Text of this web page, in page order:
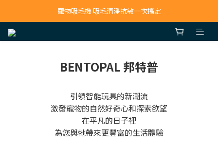
寵物吸毛機 吸毛清淨抗敏一次搞定
寵物吸毛機 吸毛清淨抗敏一次搞定
BENTOPAL 邦特普
引領智能玩具的新潮流
激發寵物的自然好奇心和探索欲望
在平凡的日子裡
為您與牠帶來更豐富的生活體驗